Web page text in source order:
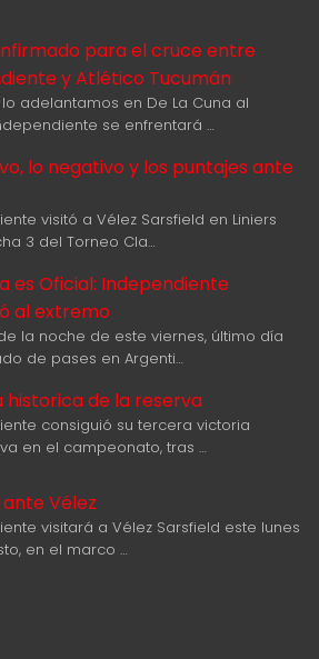
para el cruce entre
y Atlético Tucumán
adelantamos en De La Cuna al
se enfrentará …
lo negativo y los puntajes ante
visitó a Vélez Sarsfield en Liniers
3 del Torneo Cla…
es Oficial: Independiente
al extremo
la noche de este viernes, último día
de pases en Argenti…
historica de la reserva
consiguió su tercera victoria
en el campeonato, tras …
Vélez
visitará a Vélez Sarsfield este lunes
en el marco …